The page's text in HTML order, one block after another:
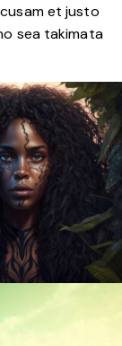
et justo
sea takimata